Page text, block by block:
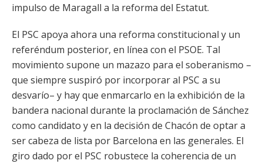
impulso de Maragall a la reforma del Estatut.
El PSC apoya ahora una reforma constitucional y un
referéndum posterior, en línea con el PSOE. Tal
movimiento supone un mazazo para el soberanismo –
que siempre suspiró por incorporar al PSC a su
desvarío– y hay que enmarcarlo en la exhibición de la
bandera nacional durante la proclamación de Sánchez
como candidato y en la decisión de Chacón de optar a
ser cabeza de lista por Barcelona en las generales. El
giro dado por el PSC robustece la coherencia de un